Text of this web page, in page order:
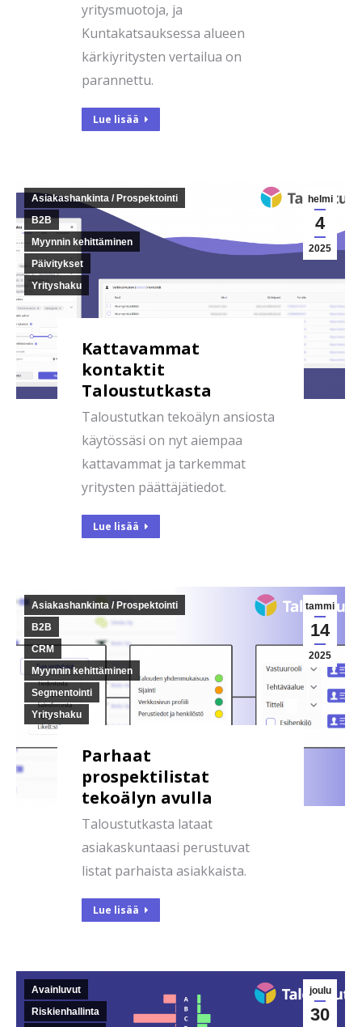
yritysmuotoja, ja
Kuntakatsauksessa alueen
kärkiyritysten vertailua on
parannettu.
Lue lisää
helmi
4
2025
Asiakashankinta / Prospektointi
B2B
Myynnin kehittäminen
Päivitykset
Yrityshaku
Kattavammat
kontaktit
Taloustutkasta
Taloustutkan tekoälyn ansiosta
käytössäsi on nyt aiempaa
kattavammat ja tarkemmat
yritysten päättäjätiedot.
Lue lisää
tammi
14
2025
Asiakashankinta / Prospektointi
B2B
CRM
Myynnin kehittäminen
Segmentointi
Yrityshaku
Parhaat
prospektilistat
tekoälyn avulla
Taloustutkasta lataat
asiakaskuntaasi perustuvat
listat parhaista asiakkaista.
Lue lisää
joulu
30
Avainluvut
Riskienhallinta